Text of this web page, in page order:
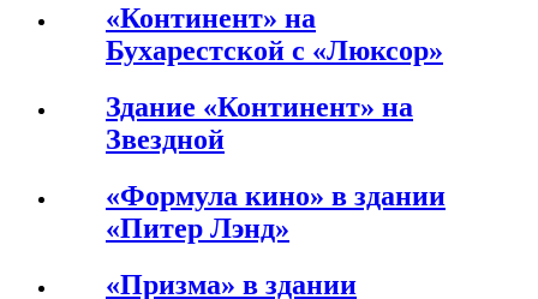
«Континент» на
Бухарестской с «Люксор»
Здание «Континент» на
Звездной
«Формула кино» в здании
«Питер Лэнд»
«Призма» в здании